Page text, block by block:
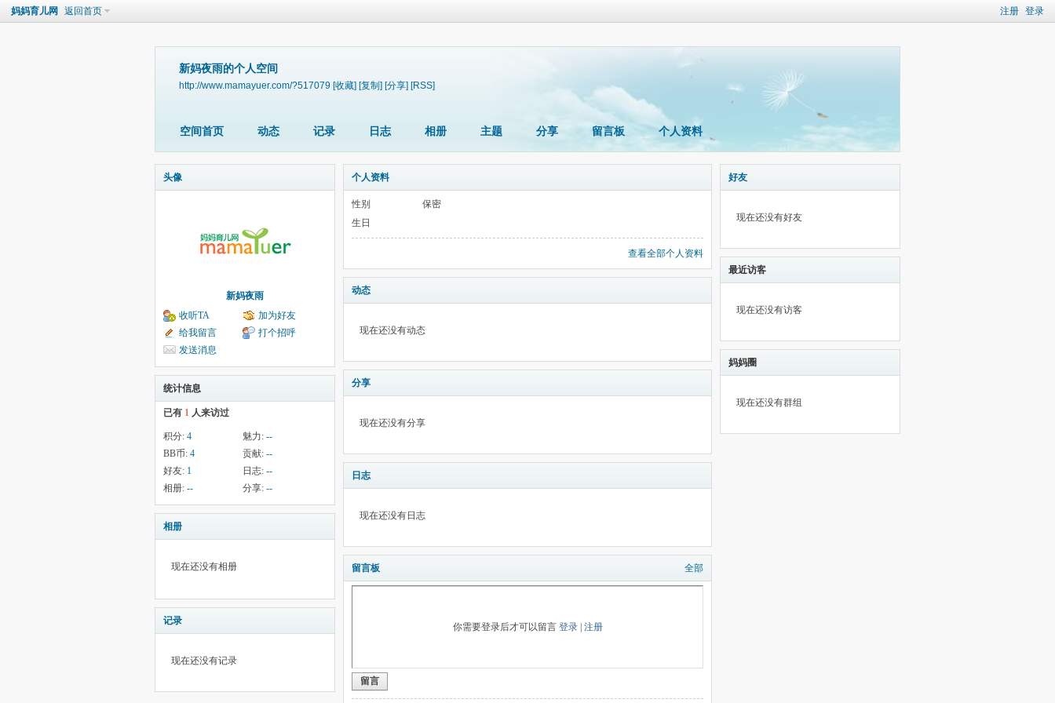
注册 登录
妈妈育儿网 返回首页
新妈夜雨的个人空间
http://www.mamayuer.com/?517079 [收藏] [复制] [分享] [RSS]
空间首页 动态 记录 日志 相册 主题 分享 留言板 个人资料
头像
新妈夜雨
收听TA
加为好友
给我留言
打个招呼
发送消息
统计信息
已有 1 人来访过
积分: 4 魅力:--
BB币: 4 贡献:--
好友: 1 日志:--
相册: -- 分享:--
相册
现在还没有相册
记录
现在还没有记录
个人资料
性别
保密
生日
查看全部个人资料
动态
现在还没有动态
分享
现在还没有分享
日志
现在还没有日志
留言板 全部
你需要登录后才可以留言 登录| 注册
留言
好友
现在还没有好友
最近访客
现在还没有访客
妈妈圈
现在还没有群组